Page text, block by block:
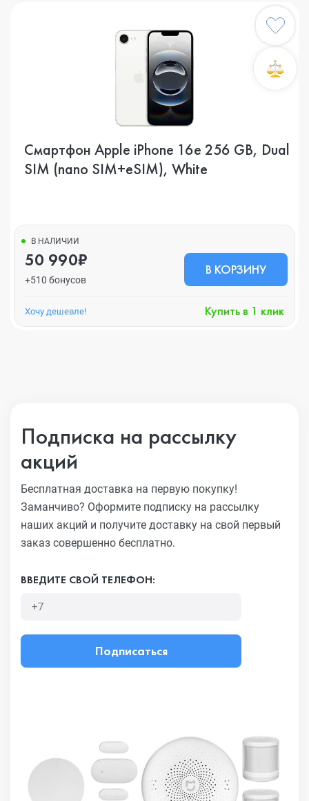
Смартфон Apple iPhone 16e 256 GB, Dual
SIM (nano SIM+eSIM), White
В НАЛИЧИИ
50 990₽
+510 бонусов
В КОРЗИНУ
Хочу дешевле! Купить в 1 клик
Подписка на рассылку
акций
Бесплатная доставка на первую покупку!
Заманчиво? Оформите подписку на рассылку
наших акций и получите доставку на свой первый
заказ совершенно бесплатно.
ВВЕДИТЕ СВОЙ ТЕЛЕФОН:
Подписаться